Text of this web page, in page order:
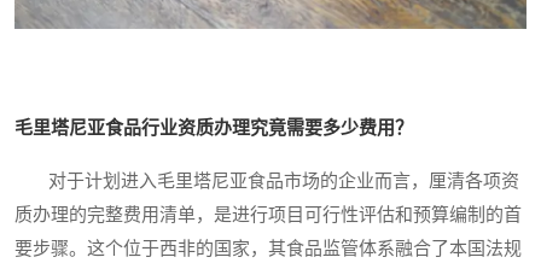
毛里塔尼亚食品行业资质办理究竟需要多少费用？
对于计划进入毛里塔尼亚食品市场的企业而言，厘清各项资
质办理的完整费用清单，是进行项目可行性评估和预算编制的首
要步骤。这个位于西非的国家，其食品监管体系融合了本国法规